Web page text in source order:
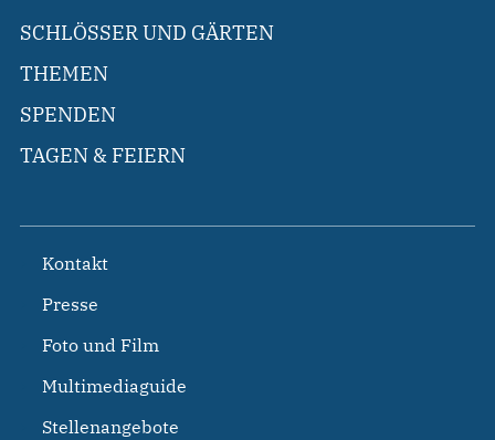
SCHLÖSSER UND GÄRTEN
THEMEN
SPENDEN
TAGEN & FEIERN
Kontakt
Presse
Foto und Film
Multimediaguide
Stellenangebote